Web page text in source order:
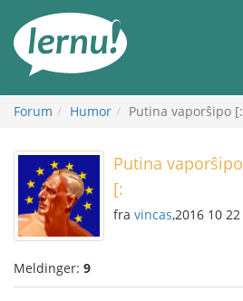
innholdet
Forum Humor Putina vaporŝipo [:
Putina vaporŝipo
[:
fra vincas,2016 10 22
Meldinger: 9